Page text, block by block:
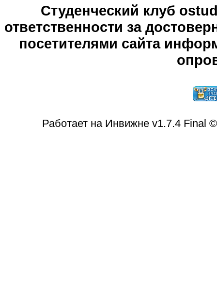
Студенческий клуб
ответственности за
посетителями сайта
Работает на Инвижне v1.7.4 Final